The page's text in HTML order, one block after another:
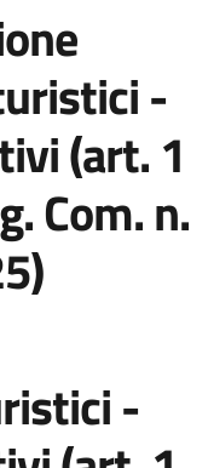
-
(art. 1
Com. n.
-